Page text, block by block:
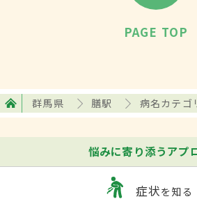
PAGE TOP
群馬県 膳駅 病名カテゴ
悩みに寄り添うアプ
症状を知る